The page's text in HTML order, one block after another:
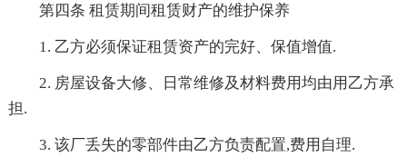
第四条 租赁期间租赁财产的维护保养
1. 乙方必须保证租赁资产的完好、保值增值.
2. 房屋设备大修、日常维修及材料费用均由用乙方承
担.
3. 该厂丢失的零部件由乙方负责配置,费用自理.